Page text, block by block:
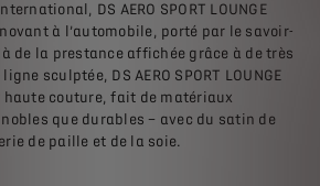
DS AERO SPORT LOUNGE
à l’automobile, porté par le savoir-
de la prestance affichée grâce à de très
sculptée, DS AERO SPORT LOUNGE
couture, fait de matériaux
que durables – avec du satin de
de paille et de la soie.